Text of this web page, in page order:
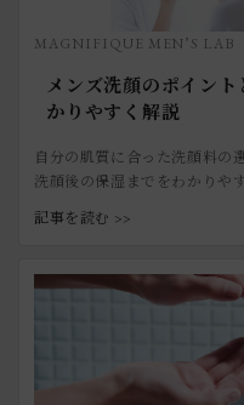
MAGNIFIQUE MEN’S LAB
メンズ洗顔のポイン
かりやすく解説
自分の肌質に合った洗顔料の
洗顔後の保湿までをわかりや
記事を読む >>